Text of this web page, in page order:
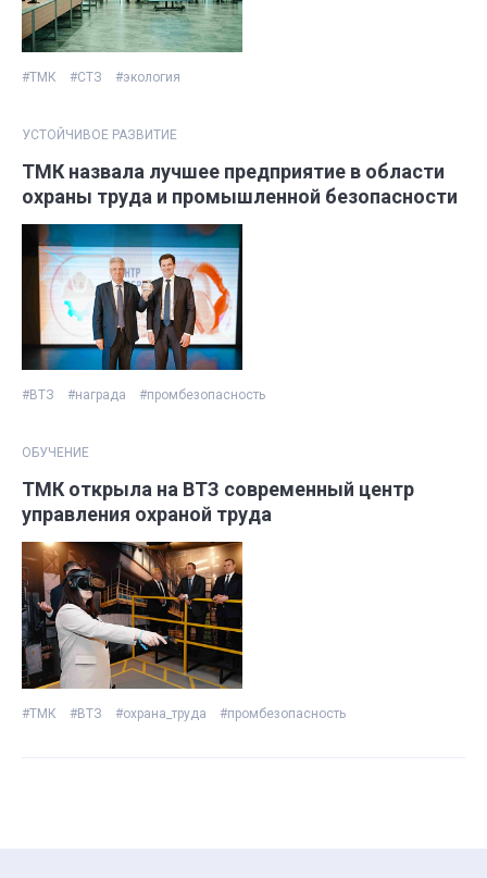
#ТМК #СТЗ #экология
УСТОЙЧИВОЕ РАЗВИТИЕ
ТМК назвала лучшее предприятие в области
охраны труда и промышленной безопасности
#ВТЗ #награда #промбезопасность
ОБУЧЕНИЕ
ТМК открыла на ВТЗ современный центр
управления охраной труда
#ТМК #ВТЗ #охрана_труда #промбезопасность